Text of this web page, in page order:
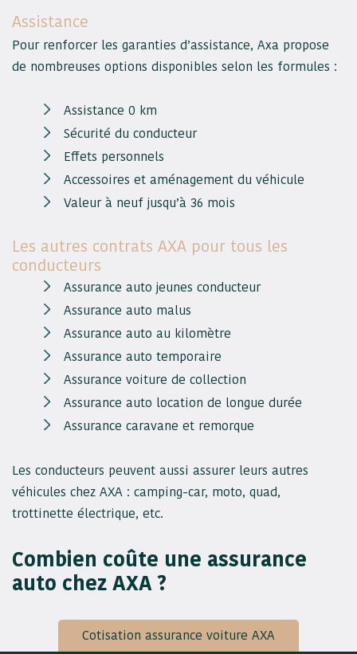
Assistance
Pour renforcer les garanties d’assistance, Axa propose
de nombreuses options disponibles selon les formules :
Assistance 0 km
Sécurité du conducteur
Effets personnels
Accessoires et aménagement du véhicule
Valeur à neuf jusqu’à 36 mois
Les autres contrats AXA pour tous les
conducteurs
Assurance auto jeunes conducteur
Assurance auto malus
Assurance auto au kilomètre
Assurance auto temporaire
Assurance voiture de collection
Assurance auto location de longue durée
Assurance caravane et remorque
Les conducteurs peuvent aussi assurer leurs autres
véhicules chez AXA : camping-car, moto, quad,
trottinette électrique, etc.
Combien coûte une assurance
auto chez AXA ?
Cotisation assurance voiture AXA